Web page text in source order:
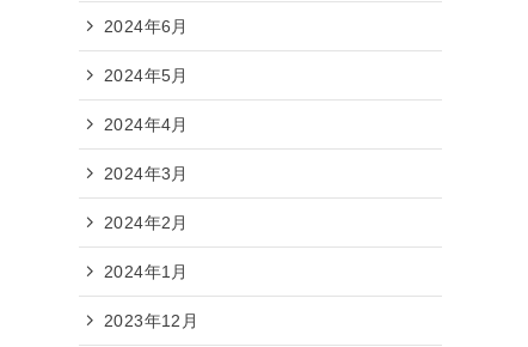
2024年6月
2024年5月
2024年4月
2024年3月
2024年2月
2024年1月
2023年12月